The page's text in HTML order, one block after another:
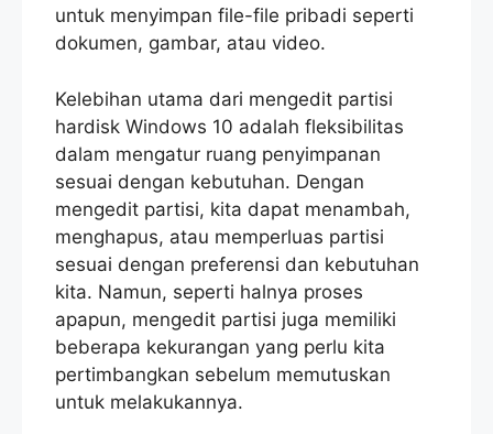
untuk menyimpan file-file pribadi seperti
dokumen, gambar, atau video.
Kelebihan utama dari mengedit partisi
hardisk Windows 10 adalah fleksibilitas
dalam mengatur ruang penyimpanan
sesuai dengan kebutuhan. Dengan
mengedit partisi, kita dapat menambah,
menghapus, atau memperluas partisi
sesuai dengan preferensi dan kebutuhan
kita. Namun, seperti halnya proses
apapun, mengedit partisi juga memiliki
beberapa kekurangan yang perlu kita
pertimbangkan sebelum memutuskan
untuk melakukannya.